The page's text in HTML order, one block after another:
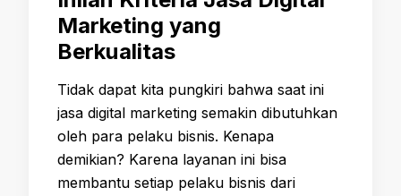
Marketing yang
Berkualitas
Tidak dapat kita pungkiri bahwa saat ini
jasa digital marketing semakin dibutuhkan
oleh para pelaku bisnis. Kenapa
demikian? Karena layanan ini bisa
membantu setiap pelaku bisnis dari